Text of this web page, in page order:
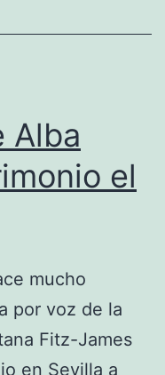
Alba
el
mucho
por voz de la
Fitz-James
en Sevilla a